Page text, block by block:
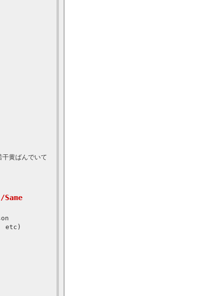
黄ばんでいて
etc)